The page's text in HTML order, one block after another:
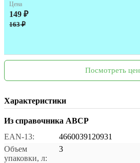
Цена
149 ₽
163 ₽
Посмотреть
Характеристики
Из справочника ABCP
EAN-13:
4660039120931
Объем
упаковки, л:
3